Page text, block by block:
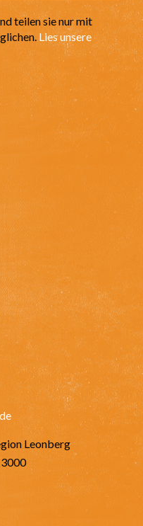
teilen sie nur mit
Lies unsere
Leonberg